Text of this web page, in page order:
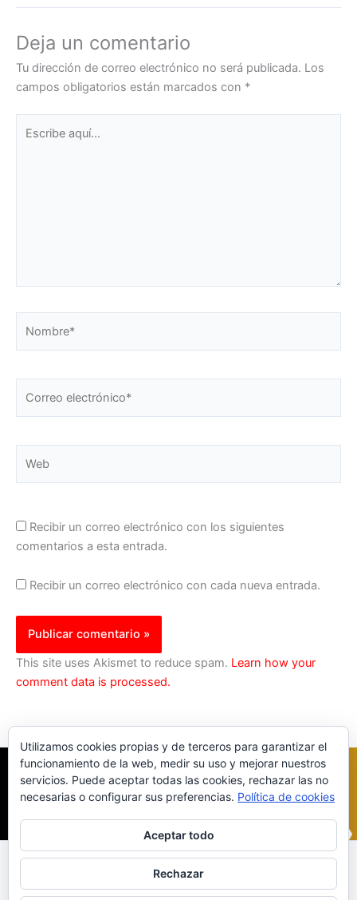
Deja un comentario
Tu dirección de correo electrónico no será publicada. Los
campos obligatorios están marcados con *
aquí...
electrónico*
Recibir un correo electrónico con los siguientes
comentarios a esta entrada.
Recibir un correo electrónico con cada nueva entrada.
This site uses Akismet to reduce spam. Learn how your
comment data is processed.
Política Cookies| Política Privacidad
© 2023 |ComoTocarViolin.Com
Utilizamos cookies propias y de terceros para garantizar el
funcionamiento de la web, medir su uso y mejorar nuestros
servicios. Puede aceptar todas las cookies, rechazar las no
necesarias o configurar sus preferencias. Política de cookies
Aceptar todo
Rechazar